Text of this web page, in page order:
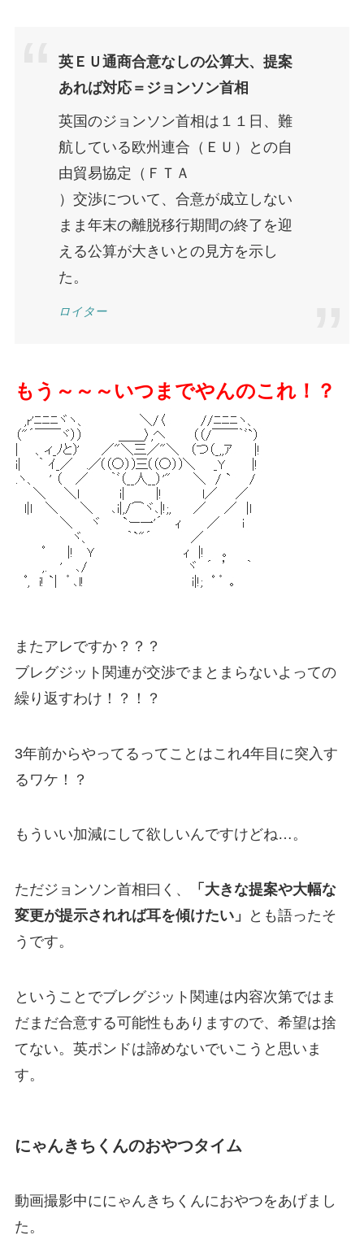
英ＥＵ通商合意なしの公算大、提案
あれば対応＝ジョンソン首相
英国のジョンソン首相は１１日、難
航している欧州連合（ＥＵ）との自
由貿易協定（ＦＴＡ
）交渉について、合意が成立しない
まま年末の離脱移行期間の終了を迎
える公算が大きいとの見方を示し
た。
ロイター
もう～～～いつまでやんのこれ！？
またアレですか？？？
ブレグジット関連が交渉でまとまらないよっての
繰り返すわけ！？！？
3年前からやってるってことはこれ4年目に突入す
るワケ！？
もういい加減にして欲しいんですけどね…。
ただジョンソン首相曰く、
「大きな提案や大幅な
変更が提示されれば耳を傾けたい」
とも語ったそ
うです。
ということでブレグジット関連は内容次第ではま
だまだ合意する可能性もありますので、希望は捨
てない。英ポンドは諦めないでいこうと思いま
す。
にゃんきちくんのおやつタイム
動画撮影中ににゃんきちくんにおやつをあげまし
た。